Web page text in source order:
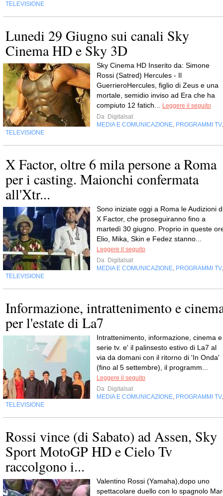
TELEVISIONE
Lunedi 29 Giugno sui canali Sky
Cinema HD e Sky 3D
Sky Cinema HD Inserito da: Simone
Rossi (Satred) Hercules - Il
GuerrieroHercules, figlio di Zeus e una
mortale, semidio inviso ad Era che ha
compiuto 12 fatich...
Leggere il seguito
Da Digitalsat
MEDIA E COMUNICAZIONE PROGRAMMI TV
TELEVISIONE
X Factor, oltre 6 mila persone a Roma
per i casting. Maionchi confermata
all'Xtr...
Sono iniziate oggi a Roma le Audizioni
X Factor, che proseguiranno fino a
martedì 30 giugno. Proprio in queste
Elio, Mika, Skin e Fedez stanno...
Leggere il seguito
Da Digitalsat
MEDIA E COMUNICAZIONE PROGRAMMI TV
TELEVISIONE
Informazione, intrattenimento e
per l'estate di La7
Intrattenimento, informazione, cinema e
serie tv. e' il palinsesto estivo di La7 al
via da domani con il ritorno di 'In Onda'
(fino al 5 settembre), il programm...
Leggere il seguito
Da Digitalsat
MEDIA E COMUNICAZIONE PROGRAMMI TV
TELEVISIONE
Rossi vince (di Sabato) ad Assen, Sky
Sport MotoGP HD e Cielo Tv
raccolgono i...
Valentino Rossi (Yamaha),dopo uno
spettacolare duello con lo spagnolo